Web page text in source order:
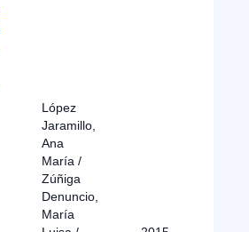
López
Jaramillo,
Ana
María /
Zúñiga
Denuncio,
María